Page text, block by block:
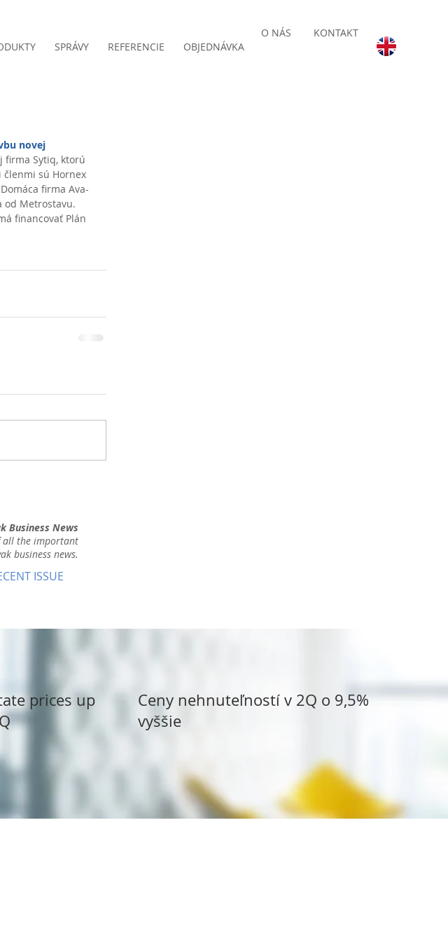
KONTAKT
O NÁS
SPRÁVY REFERENCIE OBJEDNÁVKA
novej
firma Sytiq, ktorú
sú Hornex
firma Ava-
od Metrostavu.
financovať Plán
Business News
all the important
business news.
ISSUE
prices up
Ceny nehnuteľností v 2Q o 9,5%
vyššie